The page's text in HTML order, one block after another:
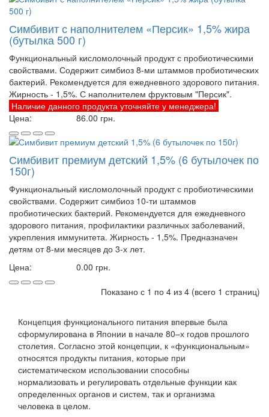
Симбивит с наполнителем «Персик» 1,5% жира
(бутылка 500 г)
Функциональный кисломолочный продукт с пробиотическими
свойствами. Содержит симбиоз 8-ми штаммов пробиотических
бактерий. Рекомендуется для ежедневного здорового питания.
Жирность - 1,5%. С наполнителем фруктовым "Персик".
Наличие данного продукта уточняйте у менеджера!
Цена:
86.00 грн.
Симбивит премиум детский 1,5% (6 бутылочек по
150г)
Функциональный кисломолочный продукт с пробиотическими
свойствами. Содержит симбиоз 10-ти штаммов
пробиотических бактерий. Рекомендуется для ежедневного
здорового питания, профилактики различных заболеваний,
укрепления иммунитета. Жирность - 1,5%. Предназначен
детям от 8-ми месяцев до 3-х лет.
Цена:
0.00 грн.
Показано с 1 по 4 из 4 (всего 1 страниц)
Концепция функционального питания впервые была
сформулирована в Японии в начале 80–х годов прошлого
столетия. Согласно этой концепции, к «функциональным»
относятся продукты питания, которые при
систематическом использовании способны
нормализовать и регулировать отдельные функции как
определенных органов и систем, так и организма
человека в целом.